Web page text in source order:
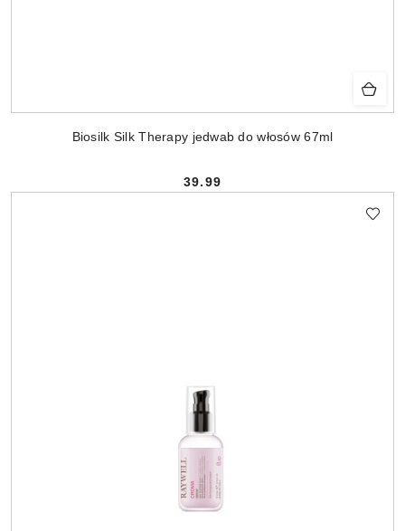
Biosilk Silk Therapy jedwab do włosów 67ml
Cena:
39.99